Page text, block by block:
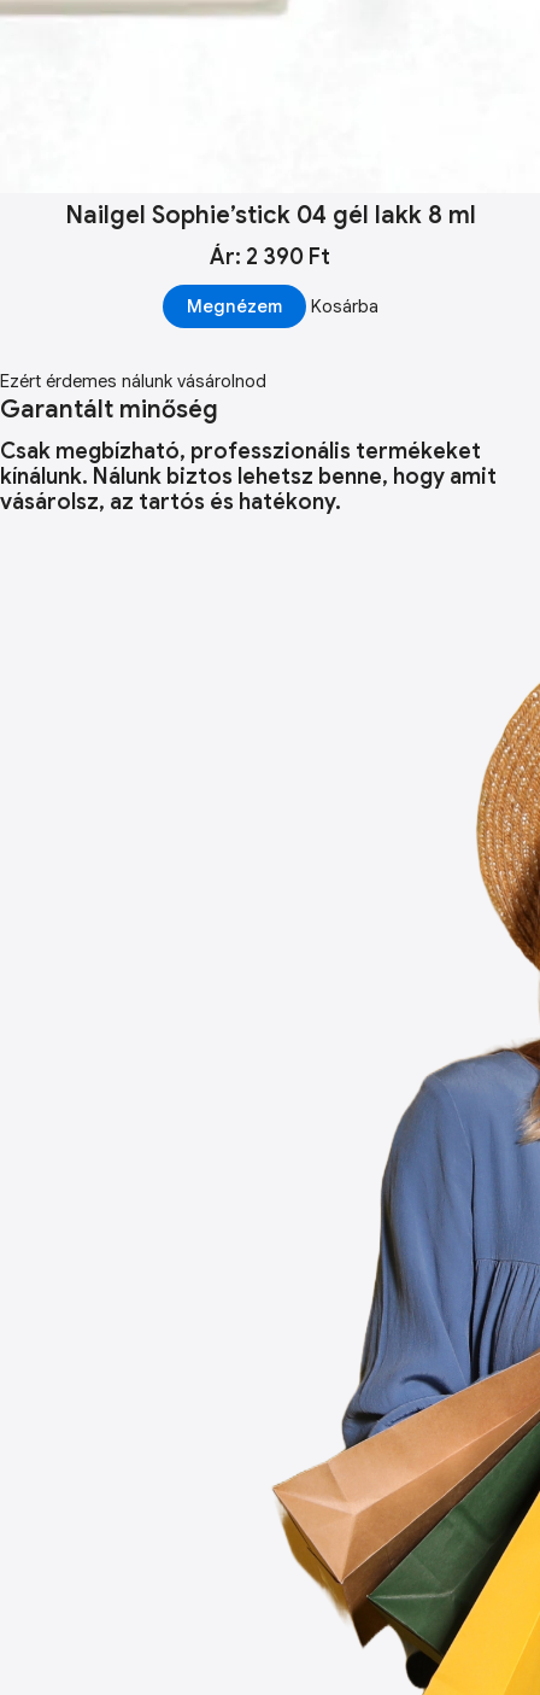
Nailgel Sophie’stick 04 gél lakk 8 ml
Ár: 2 390 Ft
Megnézem Kosárba
Ezért érdemes nálunk vásárolnod
Garantált minőség
Csak megbízható, professzionális termékeket
kínálunk. Nálunk biztos lehetsz benne, hogy amit
vásárolsz, az tartós és hatékony.